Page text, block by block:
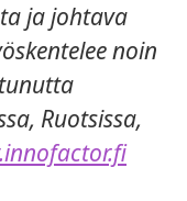
ja johtava
noin
Ruotsissa,